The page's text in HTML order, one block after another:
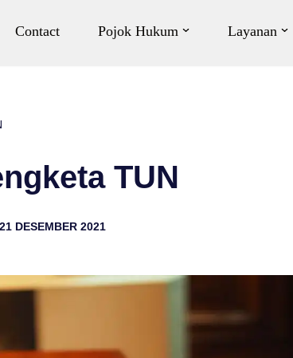
Contact Pojok Hukum Layanan
TUN
21 DESEMBER 2021